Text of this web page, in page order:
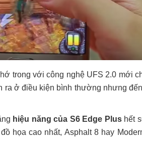
trong với công nghệ UFS 2.0 mới
ra ở điều kiện bình thường nhưng
hiệu năng của S6 Edge Plushết
họa cao nhất, Asphalt 8 hay